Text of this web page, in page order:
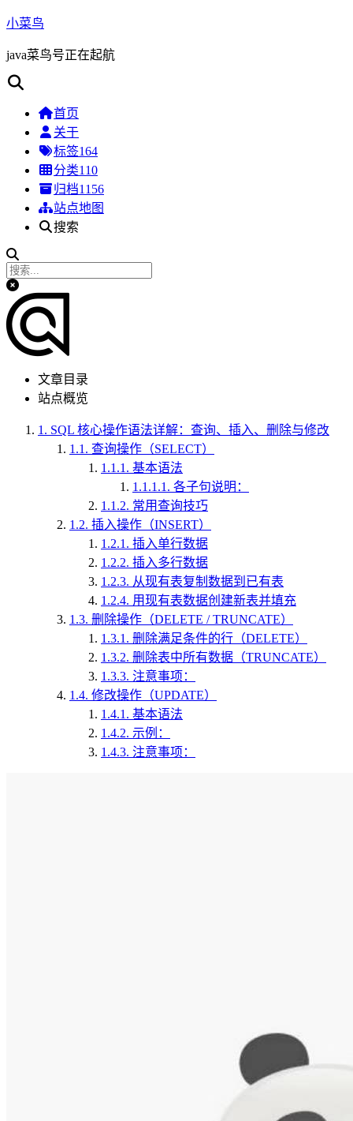
小菜鸟
java菜鸟号正在起航
首页
关于
标签164
分类110
归档1156
站点地图
搜索
文章目录
站点概览
1. SQL 核心操作语法详解：查询、插入、删除与修改
1.1. 查询操作（SELECT）
1.1.1. 基本语法
1.1.1.1. 各子句说明：
1.1.2. 常用查询技巧
1.2. 插入操作（INSERT）
1.2.1. 插入单行数据
1.2.2. 插入多行数据
1.2.3. 从现有表复制数据到已有表
1.2.4. 用现有表数据创建新表并填充
1.3. 删除操作（DELETE / TRUNCATE）
1.3.1. 删除满足条件的行（DELETE）
1.3.2. 删除表中所有数据（TRUNCATE）
1.3.3. 注意事项：
1.4. 修改操作（UPDATE）
1.4.1. 基本语法
1.4.2. 示例：
1.4.3. 注意事项：